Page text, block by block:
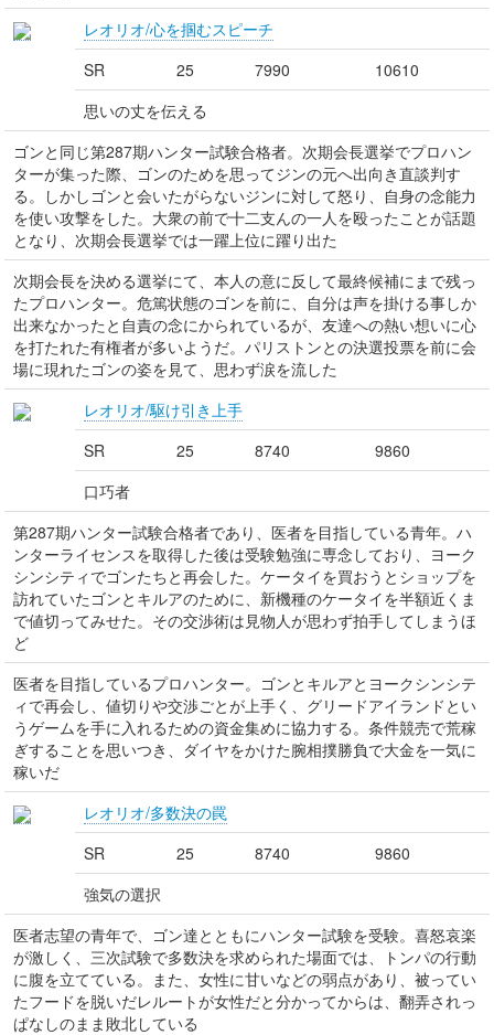
レオリオ/心を掴むスピーチ
SR
25 7990
10610
思いの丈を伝える
ゴンと同じ第287期ハンター試験合格者。次期会長選挙でプロハン
ターが集った際、ゴンのためを思ってジンの元へ出向き直談判す
る。しかしゴンと会いたがらないジンに対して怒り、自身の念能力
を使い攻撃をした。大衆の前で十二支んの一人を殴ったことが話題
となり、次期会長選挙では一躍上位に躍り出た
次期会長を決める選挙にて、本人の意に反して最終候補にまで残っ
たプロハンター。危篤状態のゴンを前に、自分は声を掛ける事しか
出来なかったと自責の念にかられているが、友達への熱い想いに心
を打たれた有権者が多いようだ。パリストンとの決選投票を前に会
場に現れたゴンの姿を見て、思わず涙を流した
レオリオ/駆け引き上手
SR
25 8740
9860
口巧者
第287期ハンター試験合格者であり、医者を目指している青年。ハ
ンターライセンスを取得した後は受験勉強に専念しており、ヨーク
シンシティでゴンたちと再会した。ケータイを買おうとショップを
訪れていたゴンとキルアのために、新機種のケータイを半額近くま
で値切ってみせた。その交渉術は見物人が思わず拍手してしまうほ
ど
医者を目指しているプロハンター。ゴンとキルアとヨークシンシテ
ィで再会し、値切りや交渉ごとが上手く、グリードアイランドとい
うゲームを手に入れるための資金集めに協力する。条件競売で荒稼
ぎすることを思いつき、ダイヤをかけた腕相撲勝負で大金を一気に
稼いだ
レオリオ/多数決の罠
SR
25 8740
9860
強気の選択
医者志望の青年で、ゴン達とともにハンター試験を受験。喜怒哀楽
が激しく、三次試験で多数決を求められた場面では、トンパの行動
に腹を立てている。また、女性に甘いなどの弱点があり、被ってい
たフードを脱いだレルートが女性だと分かってからは、翻弄されっ
ぱなしのまま敗北している